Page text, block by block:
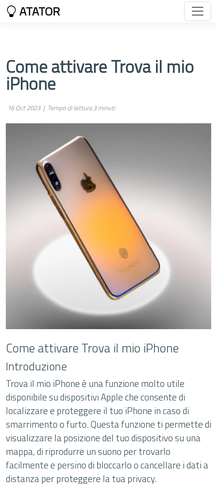
ATATOR
Come attivare Trova il mio
iPhone
16 Oct 2023 | Tempo di lettura 3 minuti
Come attivare Trova il mio iPhone
Introduzione
Trova il mio iPhone è una funzione molto utile
disponibile su dispositivi Apple che consente di
localizzare e proteggere il tuo iPhone in caso di
smarrimento o furto. Questa funzione ti permette di
visualizzare la posizione del tuo dispositivo su una
mappa, di riprodurre un suono per trovarlo
facilmente e persino di bloccarlo o cancellare i dati a
distanza per proteggere la tua privacy.